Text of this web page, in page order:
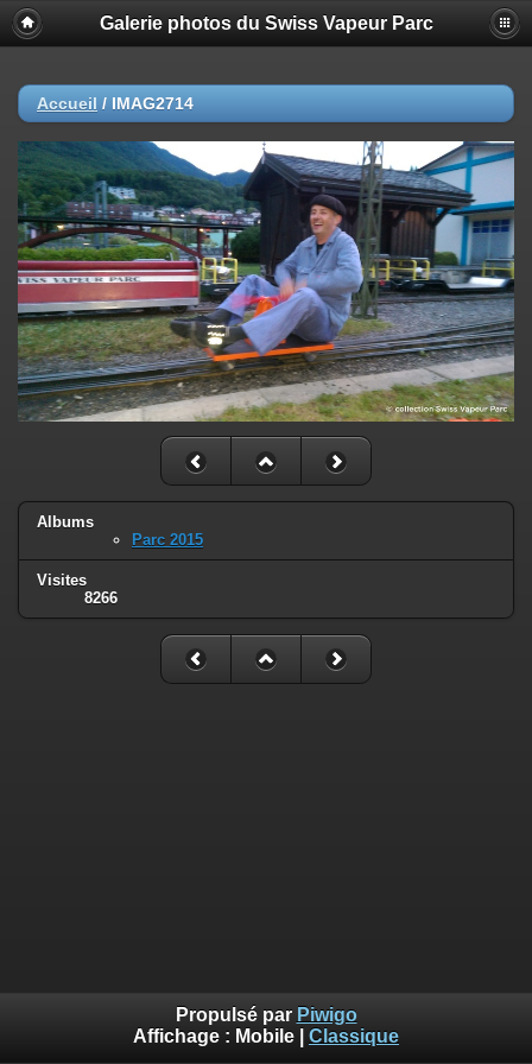
Galerie photos du Swiss Vapeur Parc
Accueil / IMAG2714
Albums
Parc 2015
Visites
8266
Propulsé par Piwigo
Affichage : Mobile Classique